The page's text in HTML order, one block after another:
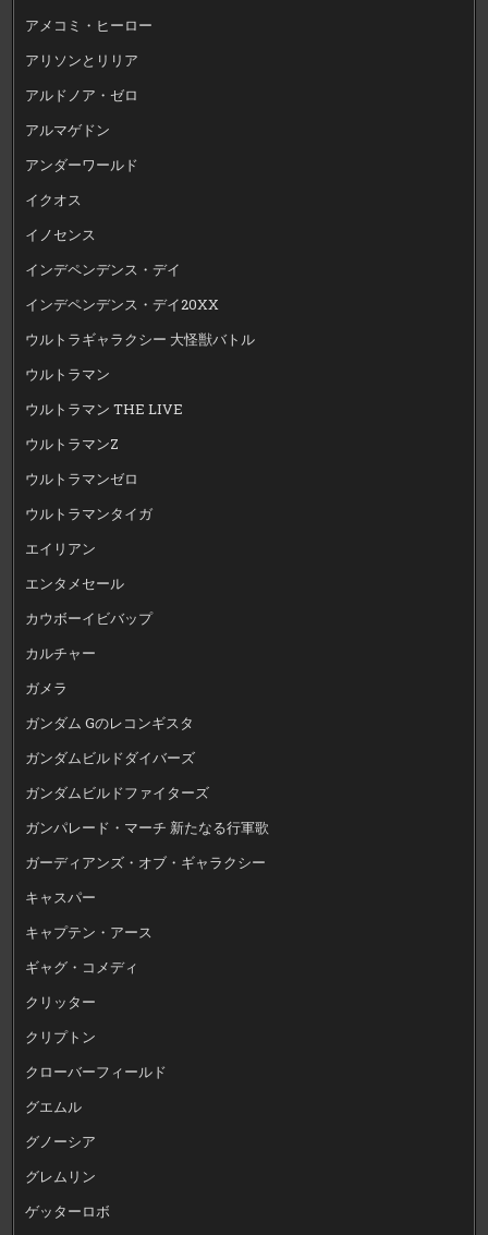
アメコミ・ヒーロー
アリソンとリリア
アルドノア・ゼロ
アルマゲドン
アンダーワールド
イクオス
イノセンス
インデペンデンス・デイ
インデペンデンス・デイ20XX
ウルトラギャラクシー 大怪獣バトル
ウルトラマン
ウルトラマン THE LIVE
ウルトラマンZ
ウルトラマンゼロ
ウルトラマンタイガ
エイリアン
エンタメセール
カウボーイビバップ
カルチャー
ガメラ
ガンダム Gのレコンギスタ
ガンダムビルドダイバーズ
ガンダムビルドファイターズ
ガンパレード・マーチ 新たなる行軍歌
ガーディアンズ・オブ・ギャラクシー
キャスパー
キャプテン・アース
ギャグ・コメディ
クリッター
クリプトン
クローバーフィールド
グエムル
グノーシア
グレムリン
ゲッターロボ